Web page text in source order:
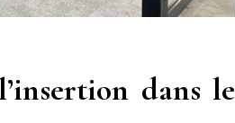
dans le